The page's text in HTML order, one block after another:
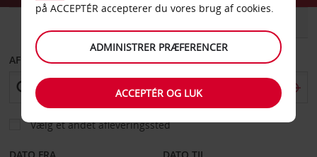
AFHENT FRA
Vælg et andet afleveringssted
på ACCEPTÉR accepterer du vores brug af cookies.
ADMINISTRER PRÆFERENCER
ACCEPTÉR OG LUK